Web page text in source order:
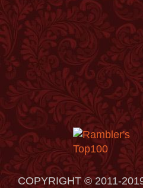
COPYRIGHT © 2011-